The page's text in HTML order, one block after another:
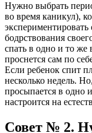
Нужно выбрать
во время каникул),
бодрствования
спать в одно и то
проснется сам по
Если ребенок спит
несколько недель.
просыпается в одно
настроится на
Совет № 2.